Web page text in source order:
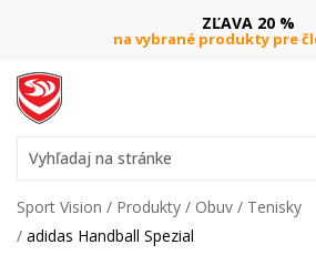
ZĽAVA 20 %
na vybrané produkty pre
Vyhľadaj na stránke
Sport Vision Produkty Obuv
Tenisky
adidas Handball Spezial